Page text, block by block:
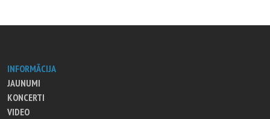
INFORMĀCIJA
JAUNUMI
KONCERTI
VIDEO